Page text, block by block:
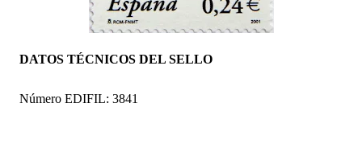
DATOS TÉCNICOS DEL SELLO
Número EDIFIL: 3841